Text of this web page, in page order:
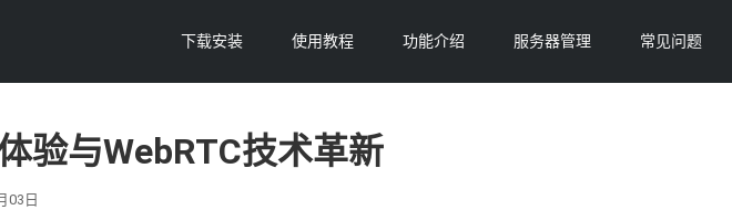
下载安装 使用教程 功能介绍 服务器管理 常见问题
验与WebRTC技术革新
03日